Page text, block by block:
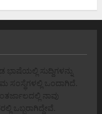
ಭಾಷೆಯಲ್ಲಿ ಸುದ್ದಿಗಳನ್ನು
ಒಂದಾಗಿದೆ.
ನಾವು
ಒಬ್ಬರಾಗಿದ್ದೇವೆ.